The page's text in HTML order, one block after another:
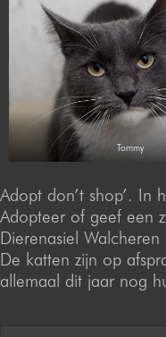
Tommy
Adopt don’t shop’. In
Adopteer of geef een
Dierenasiel
De katten zijn op
allemaal dit jaar nog